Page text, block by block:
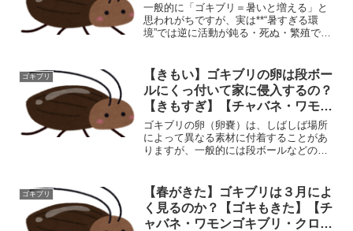
一般的に「ゴキブリ＝暑いと増える」と
思われがちですが、実は**“暑すぎる環
境”では逆に活動が鈍る・死ぬ・繁殖でき
ら見た温度限界2️⃣ 暑すぎると活動が低下
する理由...
ゴキブリ
【きもい】ゴキブリの卵は段ボー
ルにくっ付いて家に侵入するの？
【きもすぎ】【チャバネ・ワモン
ゴキブリ・クロゴキブリ】
ゴキブリの卵（卵嚢）は、しばしば場所
によって異なる素材に付着することがあ
りますが、一般的には段ボールなどの紙
は暗くて湿った場所に隠れて産み付けら
れることが多いです。関連...
ゴキブリ
【春がきた】ゴキブリは３月によ
く見るのか？【ゴキもきた】【チ
ャバネ・ワモンゴキブリ・クロゴ